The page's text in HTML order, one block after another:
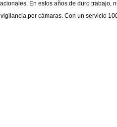
En estos años de duro
por cámaras. Con un servicio